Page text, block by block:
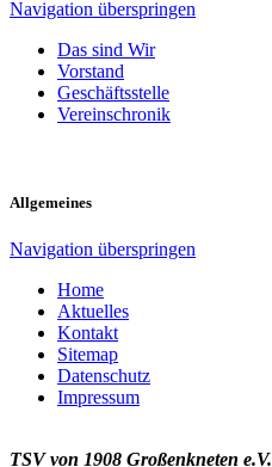
Navigation überspringen
Das sind Wir
Vorstand
Geschäftsstelle
Vereinschronik
Allgemeines
Navigation überspringen
Home
Aktuelles
Kontakt
Sitemap
Datenschutz
Impressum
TSV von 1908 Großenkneten e.V.